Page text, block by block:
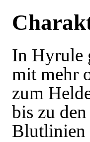
In Hyrule
mit mehr
zum
bis zu
Blutlinien